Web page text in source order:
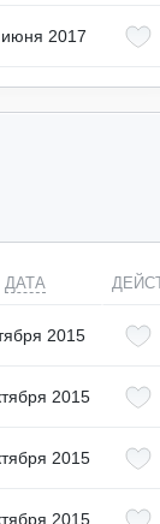
2017
ДАТА
2015
2015
2015
2015